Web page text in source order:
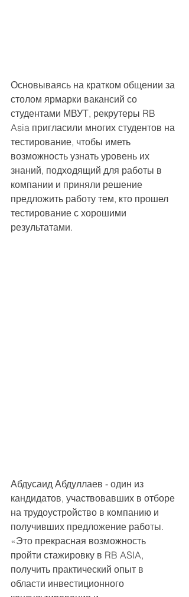
Основываясь на кратком общении за
столом ярмарки вакансий со
студентами МВУТ, рекрутеры RB
Asia пригласили многих студентов на
тестирование, чтобы иметь
возможность узнать уровень их
знаний, подходящий для работы в
компании и приняли решение
предложить работу тем, кто прошел
тестирование с хорошими
результатами.
Абдусаид Абдуллаев - один из
кандидатов, участвовавших в отборе
на трудоустройство в компанию и
получивших предложение работы.
«Это прекрасная возможность
пройти стажировку в RB ASIA,
получить практический опыт в
области инвестиционного